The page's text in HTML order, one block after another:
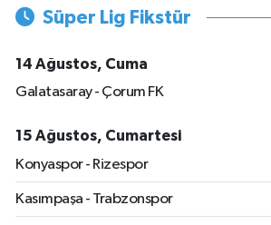
Süper Lig Fikstür
14 Ağustos, Cuma
Galatasaray - Çorum FK
15 Ağustos, Cumartesi
Konyaspor - Rizespor
Kasımpaşa - Trabzonspor